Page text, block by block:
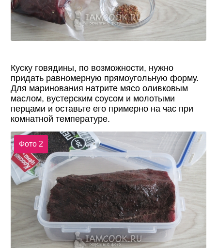
Куску говядины, по возможности, нужно
придать равномерную прямоугольную форму.
Для маринования натрите мясо оливковым
маслом, вустерским соусом и молотыми
перцами и оставьте его примерно на час при
комнатной температуре.
Фото 2